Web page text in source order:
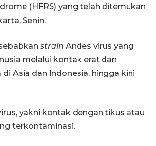
(HFRS) yang telah ditemukan
Senin.
strain Andes virus yang
melalui kontak erat dan
Asia dan Indonesia, hingga kini
yakni kontak dengan tikus atau
terkontaminasi.